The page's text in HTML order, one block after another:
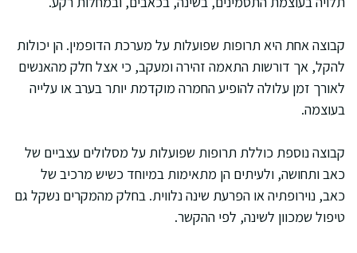
קבוצה אחת היא תרופות שפועלות על מערכת הדופמין. הן יכולות
להקל, אך דורשות התאמה זהירה ומעקב, כי אצל חלק מהאנשים
לאורך זמן עלולה להופיע החמרה מוקדמת יותר בערב או עלייה
בעוצמה.
קבוצה נוספת כוללת תרופות שפועלות על מסלולים עצביים של
כאב ותחושה, ולעיתים הן מתאימות במיוחד כשיש מרכיב של
כאב, נוירופתיה או הפרעת שינה נלווית. בחלק מהמקרים נשקל גם
טיפול שמכוון לשינה, לפי ההקשר.